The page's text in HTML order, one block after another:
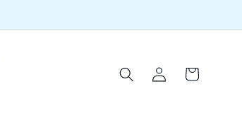
EinloggenWarenkorb